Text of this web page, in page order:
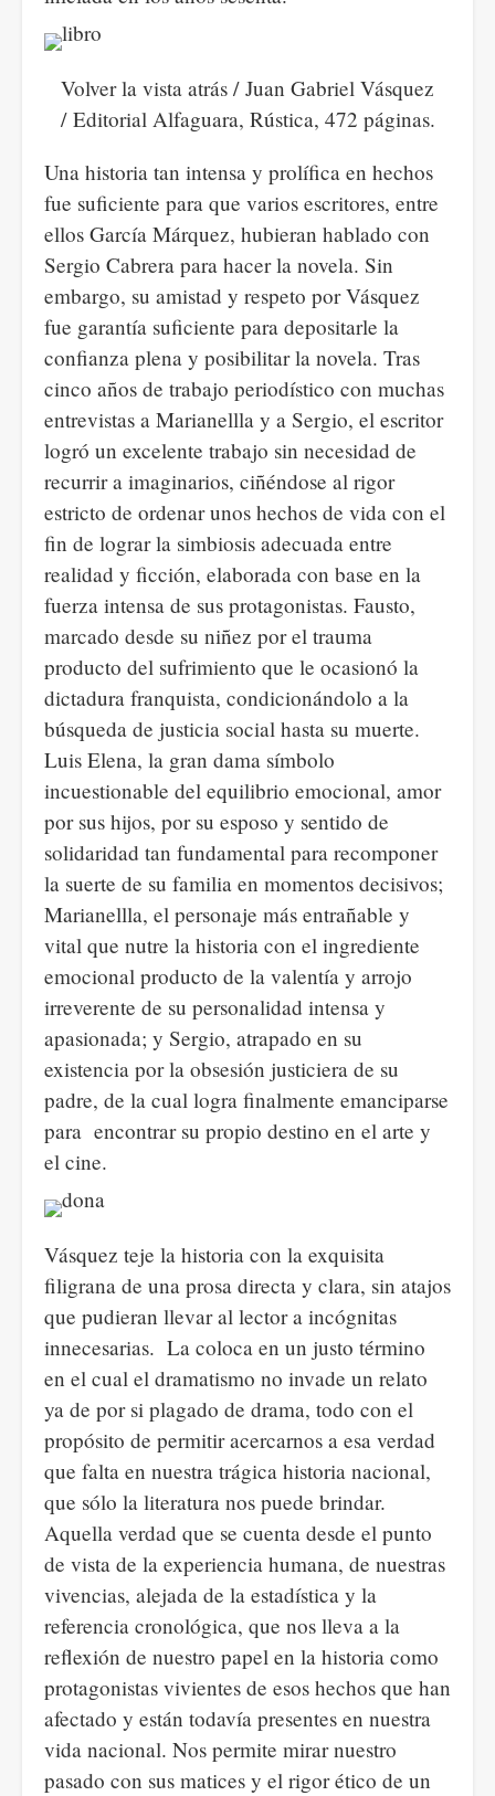
Volver la vista atrás / Juan Gabriel Vásquez
/ Editorial Alfaguara, Rústica, 472 páginas.
Una historia tan intensa y prolífica en hechos
fue suficiente para que varios escritores, entre
ellos García Márquez, hubieran hablado con
Sergio Cabrera para hacer la novela. Sin
embargo, su amistad y respeto por Vásquez
fue garantía suficiente para depositarle la
confianza plena y posibilitar la novela. Tras
cinco años de trabajo periodístico con muchas
entrevistas a Marianellla y a Sergio, el escritor
logró un excelente trabajo sin necesidad de
recurrir a imaginarios, ciñéndose al rigor
estricto de ordenar unos hechos de vida con el
fin de lograr la simbiosis adecuada entre
realidad y ficción, elaborada con base en la
fuerza intensa de sus protagonistas. Fausto,
marcado desde su niñez por el trauma
producto del sufrimiento que le ocasionó la
dictadura franquista, condicionándolo a la
búsqueda de justicia social hasta su muerte.
Luis Elena, la gran dama símbolo
incuestionable del equilibrio emocional, amor
por sus hijos, por su esposo y sentido de
solidaridad tan fundamental para recomponer
la suerte de su familia en momentos decisivos;
Marianellla, el personaje más entrañable y
vital que nutre la historia con el ingrediente
emocional producto de la valentía y arrojo
irreverente de su personalidad intensa y
apasionada; y Sergio, atrapado en su
existencia por la obsesión justiciera de su
padre, de la cual logra finalmente emanciparse
para encontrar su propio destino en el arte y
el cine.
Vásquez teje la historia con la exquisita
filigrana de una prosa directa y clara, sin atajos
que pudieran llevar al lector a incógnitas
innecesarias. La coloca en un justo término
en el cual el dramatismo no invade un relato
ya de por si plagado de drama, todo con el
propósito de permitir acercarnos a esa verdad
que falta en nuestra trágica historia nacional,
que sólo la literatura nos puede brindar.
Aquella verdad que se cuenta desde el punto
de vista de la experiencia humana, de nuestras
vivencias, alejada de la estadística y la
referencia cronológica, que nos lleva a la
reflexión de nuestro papel en la historia como
protagonistas vivientes de esos hechos que han
afectado y están todavía presentes en nuestra
vida nacional. Nos permite mirar nuestro
pasado con sus matices y el rigor ético de un